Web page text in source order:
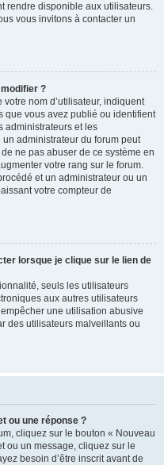
rendre disponible aux utilisateurs.
vous invitons à contacter un
?
nom d’utilisateur, indiquent
que vous avez publié ou identifient
administrateurs et les
administrateur du forum peut
ne pas abuser de ce système en
votre rang sur le forum.
et un administrateur ou un
votre compteur de
lorsque je clique sur le lien de
seuls les utilisateurs
aux autres utilisateurs
une utilisation abusive
des utilisateurs malveillants ou
ou une réponse ?
cliquez sur le bouton « Nouveau
ou un message, cliquez sur le
besoin d’être inscrit avant de